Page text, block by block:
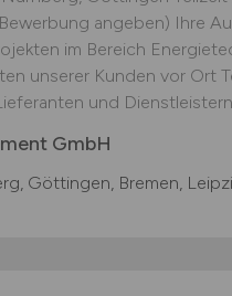
angeben) Ihre
im Bereich
unserer Kunden vor Ort
und
GmbH
Göttingen, Bremen,